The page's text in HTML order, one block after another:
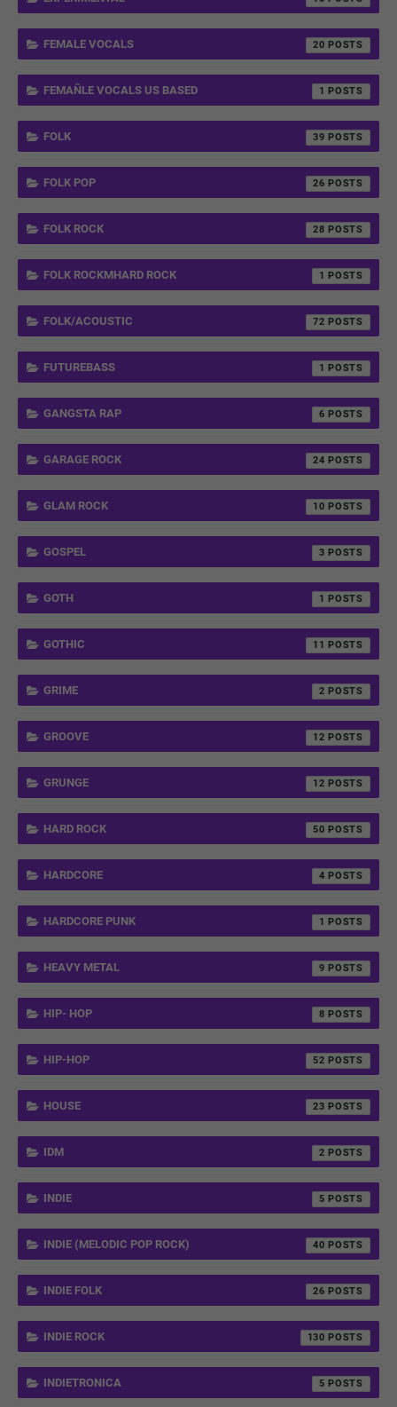
FEMALE VOCALS 20
FEMAÑLE VOCALS US BASED 1
FOLK 39
FOLK POP 26
FOLK ROCK 28
FOLK ROCKMHARD ROCK 1
FOLK/ACOUSTIC 72
FUTUREBASS 1
GANGSTA RAP 6
GARAGE ROCK 24
GLAM ROCK 10
GOSPEL 3
GOTH 1
GOTHIC 11
GRIME 2
GROOVE 12
GRUNGE 12
HARD ROCK 50
HARDCORE 4
HARDCORE PUNK 1
HEAVY METAL 9
HIP- HOP 8
HIP-HOP 52
HOUSE 23
IDM 2
INDIE 5
INDIE (MELODIC POP ROCK) 40
INDIE FOLK 26
INDIE ROCK 130
INDIETRONICA 5